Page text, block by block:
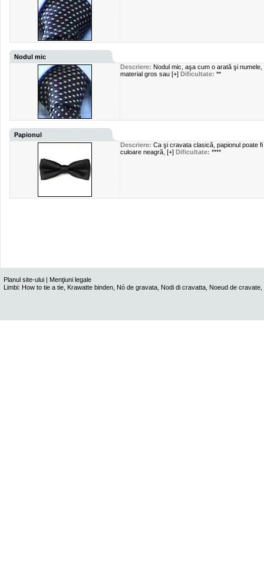
Nodul mic
Descriere: Nodul mic, aşa cum o arată şi
material gros sau [+] Dificultate: **
Papionul
Descriere: Ca şi cravata clasică, papionul poate
culoare neagră, [+] Dificultate: ****
Planul site-ului | Menţiuni legale
Limbi: How to tie a tie Krawatte binden Nó de gravata Nodi di cravatta Noeud de cravate